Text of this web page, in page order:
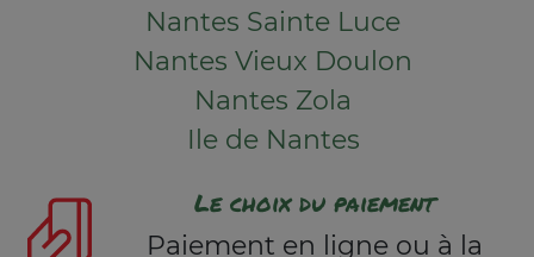
Nantes Sainte Luce
Nantes Vieux Doulon
Nantes Zola
Ile de Nantes
Le choix du paiement
Paiement en ligne ou à la